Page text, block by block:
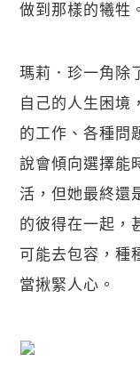
做到那樣的犧牲。
瑪莉．珍一角除
自己的人生困境
的工作、各種問
說會傾向選擇能
活，但她最終還
的彼得在一起，
可能去包容，種
當揪緊人心。